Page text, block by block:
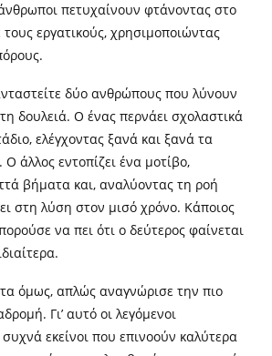
πετυχαίνουν φτάνοντας στο
εργατικούς, χρησιμοποιώντας
δύο ανθρώπους που λύνουν
δουλειά. Ο ένας περνάει σχολαστικά
ελέγχοντας ξανά και ξανά τα
άλλος εντοπίζει ένα μοτίβο,
βήματα και, αναλύοντας τη ροή
στη λύση στον μισό χρόνο. Κάποιος
να πει ότι ο δεύτερος φαίνεται
όμως, απλώς αναγνώρισε την πιο
Γι’ αυτό οι λεγόμενοι
συχνά εκείνοι που επινοούν καλύτερα